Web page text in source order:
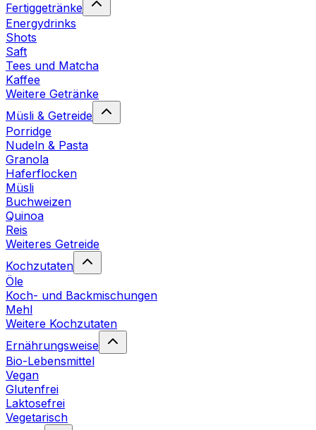
Fertiggetränke
Energydrinks
Shots
Saft
Tees und Matcha
Kaffee
Weitere Getränke
Müsli & Getreide
Porridge
Nudeln & Pasta
Granola
Haferflocken
Müsli
Buchweizen
Quinoa
Reis
Weiteres Getreide
Kochzutaten
Öle
Koch- und Backmischungen
Mehl
Weitere Kochzutaten
Ernährungsweise
Bio-Lebensmittel
Vegan
Glutenfrei
Laktosefrei
Vegetarisch